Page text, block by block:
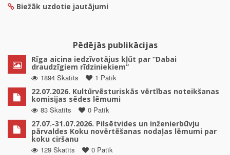
Biežāk uzdotie jautājumi
Pēdējās publikācijas
Rīga aicina iedzīvotājus kļūt par “Dabai
draudzīgiem rīdziniekiem”
1894 Skatīts
1 Patīk
22.07.2026. Kultūrvēsturiskās vērtības noteikšanas
komisijas sēdes lēmumi
83 Skatīts
0 Patīk
27.07.-31.07.2026. Pilsētvides un inženierbūvju
pārvaldes Koku novērtēšanas nodaļas lēmumi par
koku ciršanu
129 Skatīts
0 Patīk